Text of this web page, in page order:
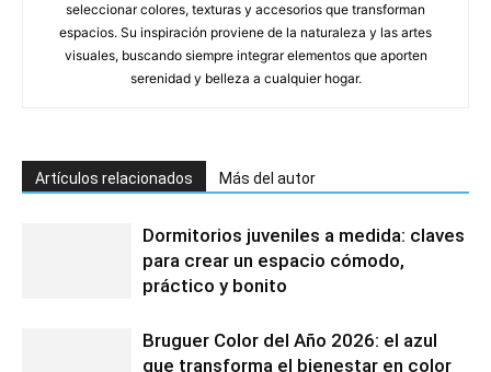
seleccionar colores, texturas y accesorios que transforman
espacios. Su inspiración proviene de la naturaleza y las artes
visuales, buscando siempre integrar elementos que aporten
serenidad y belleza a cualquier hogar.
Artículos relacionados Más del autor
Dormitorios juveniles a medida: claves
para crear un espacio cómodo,
práctico y bonito
Bruguer Color del Año 2026: el azul
que transforma el bienestar en color